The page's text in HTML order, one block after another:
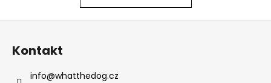
Kontakt
info@whatthedog.cz